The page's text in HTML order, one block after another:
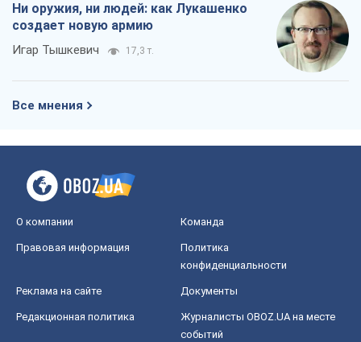
Ни оружия, ни людей: как Лукашенко
создает новую армию
Игар Тышкевич 17,3 т.
Все мнения
О компании Команда
Правовая информация
Политика
конфиденциальности
Реклама на сайте Документы
Редакционная политика
Журналисты OBOZ.UA на месте
событий